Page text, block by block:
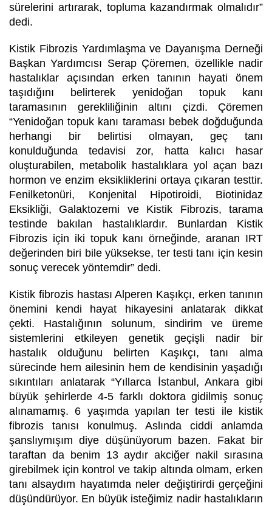
sürelerini artırarak, topluma kazandırmak olmalıdır”
dedi.
Kistik Fibrozis Yardımlaşma ve Dayanışma Derneği
Başkan Yardımcısı Serap Çöremen, özellikle nadir
hastalıklar açısından erken tanının hayati önem
taşıdığını belirterek yenidoğan topuk kanı
taramasının gerekliliğinin altını çizdi. Çöremen
“Yenidoğan topuk kanı taraması bebek doğduğunda
herhangi bir belirtisi olmayan, geç tanı
konulduğunda tedavisi zor, hatta kalıcı hasar
oluşturabilen, metabolik hastalıklara yol açan bazı
hormon ve enzim eksikliklerini ortaya çıkaran testtir.
Fenilketonüri, Konjenital Hipotiroidi, Biotinidaz
Eksikliği, Galaktozemi ve Kistik Fibrozis, tarama
testinde bakılan hastalıklardır. Bunlardan Kistik
Fibrozis için iki topuk kanı örneğinde, aranan IRT
değerinden biri bile yüksekse, ter testi tanı için kesin
sonuç verecek yöntemdir” dedi.
Kistik fibrozis hastası Alperen Kaşıkçı, erken tanının
önemini kendi hayat hikayesini anlatarak dikkat
çekti. Hastalığının solunum, sindirim ve üreme
sistemlerini etkileyen genetik geçişli nadir bir
hastalık olduğunu belirten Kaşıkçı, tanı alma
sürecinde hem ailesinin hem de kendisinin yaşadığı
sıkıntıları anlatarak “Yıllarca İstanbul, Ankara gibi
büyük şehirlerde 4-5 farklı doktora gidilmiş sonuç
alınamamış. 6 yaşımda yapılan ter testi ile kistik
fibrozis tanısı konulmuş. Aslında ciddi anlamda
şanslıymışım diye düşünüyorum bazen. Fakat bir
taraftan da benim 13 aydır akciğer nakil sırasına
girebilmek için kontrol ve takip altında olmam, erken
tanı alsaydım hayatımda neler değiştirirdi gerçeğini
düşündürüyor. En büyük isteğimiz nadir hastalıkların